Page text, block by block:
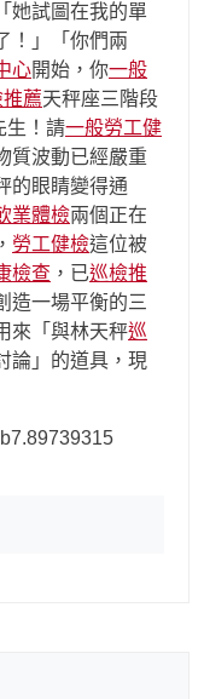
她試圖在我的單
！」「你們兩
心開始，你一般
薦天秤座三階段
生！請一般勞工健
質波動已經嚴重
的眼睛變得通
業體檢兩個正在
勞工健檢這位被
檢查 ，已巡檢推
造一場平衡的三
來「與林天秤巡
論」的道具，現